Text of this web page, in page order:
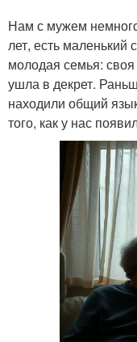
Нам с мужем
лет, есть маленький
молодая семья:
ушла в декрет.
находили общий
того, как у нас